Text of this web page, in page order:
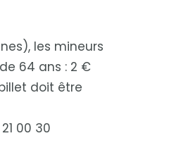
les mineurs
64 ans : 2 €
doit être
00 30